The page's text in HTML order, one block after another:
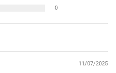
0
11/07/2025